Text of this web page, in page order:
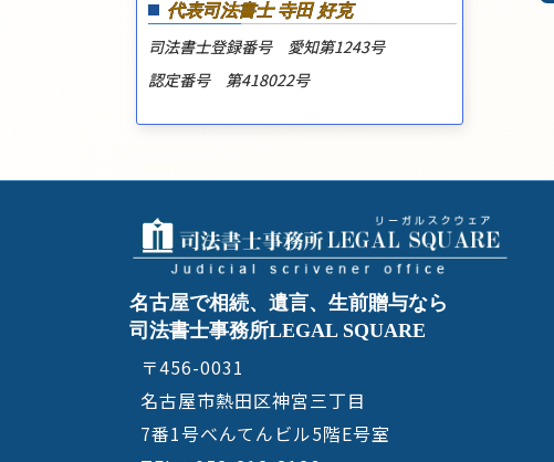
代表司法書士 寺田 好克
司法書士登録番号 愛知第1243号
認定番号 第418022号
名古屋で相続、遺言、生前贈与なら
司法書士事務所LEGAL SQUARE
〒456-0031
名古屋市熱田区神宮三丁目
7番1号べんてんビル5階E号室